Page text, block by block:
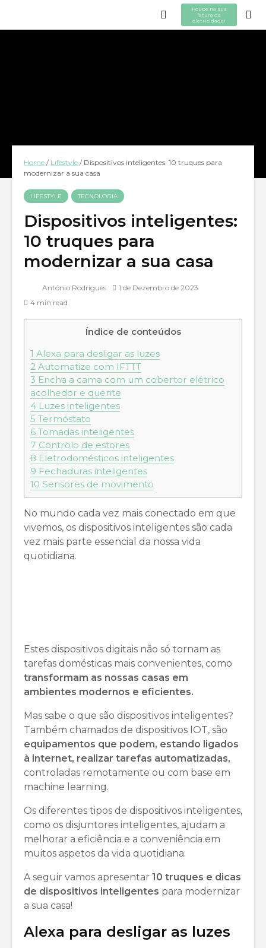
Poupe na sua
fatura de
eletricidade!
Home / Lifestyle / Dispositivos inteligentes: 10 truques para
modernizar a sua casa
LIFESTYLE TECNOLOGIA
Dispositivos inteligentes:
10 truques para
modernizar a sua casa
António Rodrigues
1 de Dezembro de 2023
4 min read
Índice de conteúdos
1 Alexa para desligar as luzes
2 Automatize com IFTTT
3 Encha a cama com um cobertor elétrico
acolhedor e quente
4 Luzes inteligentes
5 Termóstato
6 Tomadas inteligentes
7 Controlo de estores
8 Eletrodomésticos inteligentes
9 Fechaduras inteligentes
10 Sensores de movimento
No mundo cada vez mais conectado em que
vivemos, os dispositivos inteligentes são cada
vez mais parte essencial da nossa vida
quotidiana.
Estes dispositivos digitais não só tornam as
tarefas domésticas mais convenientes, como
transformam as nossas casas em
ambientes modernos e eficientes.
Mas sabe o que são dispositivos inteligentes?
Também chamados de dispositivos IOT, são
equipamentos que podem, estando ligados
à internet, realizar tarefas automatizadas,
controladas remotamente ou com base em
machine learning.
Os diferentes tipos de dispositivos inteligentes,
como os disjuntores inteligentes, ajudam a
melhorar a eficiência e a conveniência em
muitos aspetos da vida quotidiana.
A seguir vamos apresentar 10 truques e dicas
de dispositivos inteligentes para modernizar
a sua casa!
Alexa para desligar as luzes